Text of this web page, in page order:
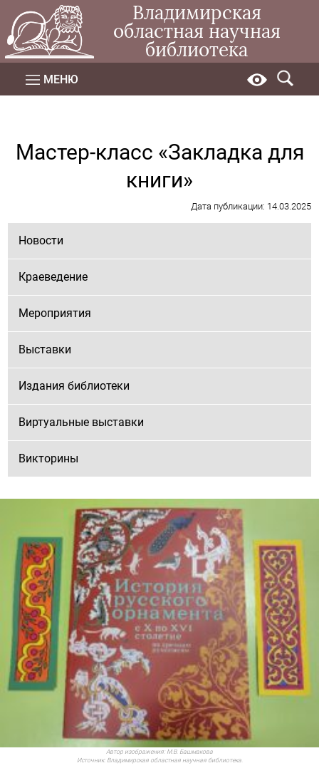
Владимирская
областная научная
библиотека
МЕНЮ
Мастер-класс «Закладка для
книги»
Дата публикации: 14.03.2025
Новости
Краеведение
Мероприятия
Выставки
Издания библиотеки
Виртуальные выставки
Викторины
Автор изображения: М.В. Башмакова
Источник: Владимирская областная научная библиотека.